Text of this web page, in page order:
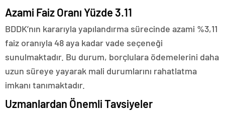
Azami Faiz Oranı Yüzde 3.11
BDDK’nın kararıyla yapılandırma sürecinde azami %3,11
faiz oranıyla 48 aya kadar vade seçeneği
sunulmaktadır. Bu durum, borçlulara ödemelerini daha
uzun süreye yayarak mali durumlarını rahatlatma
imkanı tanımaktadır.
Uzmanlardan Önemli Tavsiyeler